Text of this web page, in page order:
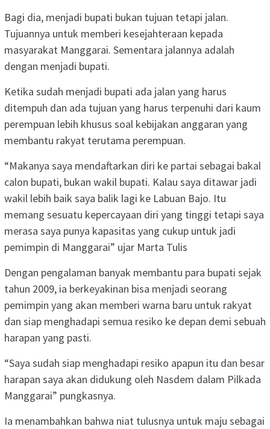
Bagi dia, menjadi bupati bukan tujuan tetapi jalan.
Tujuannya untuk memberi kesejahteraan kepada
masyarakat Manggarai. Sementara jalannya adalah
dengan menjadi bupati.
Ketika sudah menjadi bupati ada jalan yang harus
ditempuh dan ada tujuan yang harus terpenuhi dari kaum
perempuan lebih khusus soal kebijakan anggaran yang
membantu rakyat terutama perempuan.
“Makanya saya mendaftarkan diri ke partai sebagai bakal
calon bupati, bukan wakil bupati. Kalau saya ditawar jadi
wakil lebih baik saya balik lagi ke Labuan Bajo. Itu
memang sesuatu kepercayaan diri yang tinggi tetapi saya
merasa saya punya kapasitas yang cukup untuk jadi
pemimpin di Manggarai” ujar Marta Tulis
Dengan pengalaman banyak membantu para bupati sejak
tahun 2009, ia berkeyakinan bisa menjadi seorang
pemimpin yang akan memberi warna baru untuk rakyat
dan siap menghadapi semua resiko ke depan demi sebuah
harapan yang pasti.
“Saya sudah siap menghadapi resiko apapun itu dan besar
harapan saya akan didukung oleh Nasdem dalam Pilkada
Manggarai” pungkasnya.
Ia menambahkan bahwa niat tulusnya untuk maju sebagai